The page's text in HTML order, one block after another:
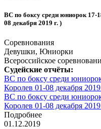
ВС по боксу среди юниорок 17-
08 декабря 2019 г. )
Соревнования
Девушки, Юниорки
Всероссийское
Судейские отчёты:
ВС по боксу среди
Королев 01-08 декабря 2019
ВС по боксу среди
Королев 01-08 декабря 2019
Подробнее
01.12.2019